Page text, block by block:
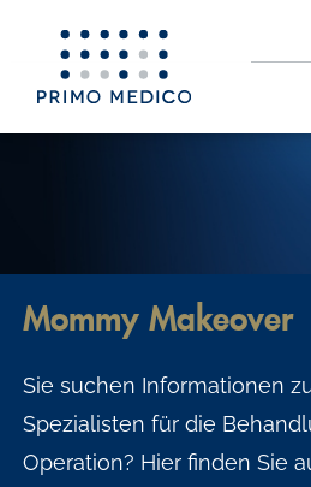
S
Mommy Makeover
Sie suchen Informationen
Spezialisten für die
Operation? Hier finden Sie